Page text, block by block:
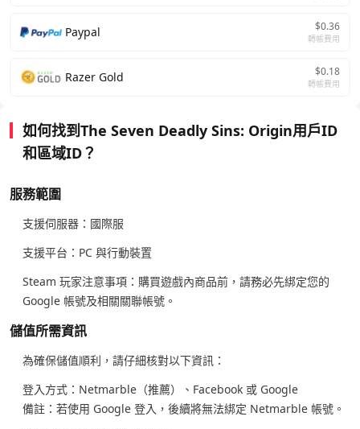
Paypal $0.36
轉帳費用
Razer Gold $0.18
轉帳費用
如何找到The Seven Deadly Sins: Origin用戶ID
和區域ID？
服務範圍
支援伺服器：國際服
支援平台：PC 與行動裝置
Steam 玩家注意事項：購買遊戲內商品前，請務必先綁定您的
Google 帳號及相關關聯帳號。
儲值所需資訊
為確保儲值順利，請仔細核對以下資訊：
登入方式：Netmarble（推薦）、Facebook 或 Google
備註：若使用 Google 登入，後續將無法綁定 Netmarble 帳號。